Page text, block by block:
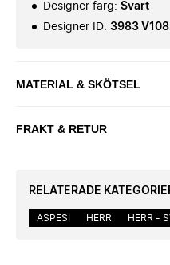
Designer färg: Svart
Designer ID: 3983 V108
MATERIAL & SKÖTSEL
FRAKT & RETUR
RELATERADE
ASPESI HERR HERR -